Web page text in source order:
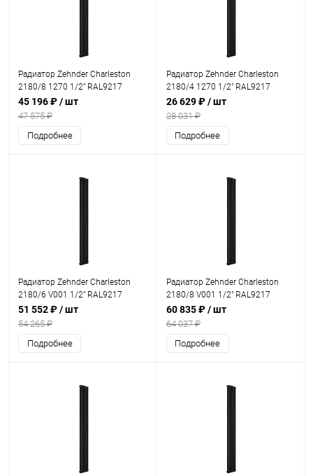
Радиатор Zehnder Charleston
2180/8 1270 1/2" RAL9217
45 196 ₽/ шт
47 575 ₽
Подробнее
Радиатор Zehnder Charleston
2180/4 1270 1/2" RAL9217
26 629 ₽/ шт
28 031 ₽
Подробнее
Радиатор Zehnder Charleston
2180/6 V001 1/2" RAL9217
51 552 ₽/ шт
54 265 ₽
Подробнее
Радиатор Zehnder Charleston
2180/8 V001 1/2" RAL9217
60 835 ₽/ шт
64 037 ₽
Подробнее